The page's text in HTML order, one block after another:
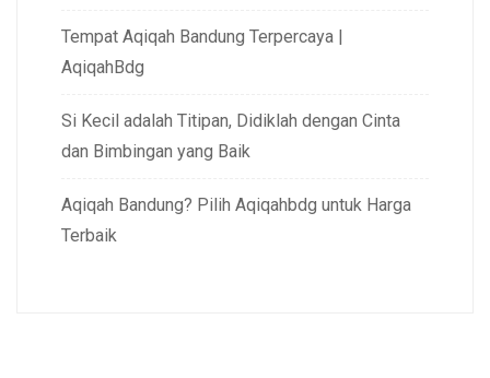
Tempat Aqiqah Bandung Terpercaya |
AqiqahBdg
Si Kecil adalah Titipan, Didiklah dengan Cinta
dan Bimbingan yang Baik
Aqiqah Bandung? Pilih Aqiqahbdg untuk Harga
Terbaik